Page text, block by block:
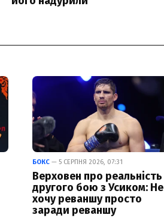
БОКС — 5 СЕРПНЯ 2026, 07:31
Верховен про реальність
другого бою з Усиком: Не
хочу реваншу просто
заради реваншу